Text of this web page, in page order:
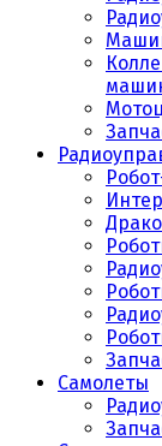
Самолеты